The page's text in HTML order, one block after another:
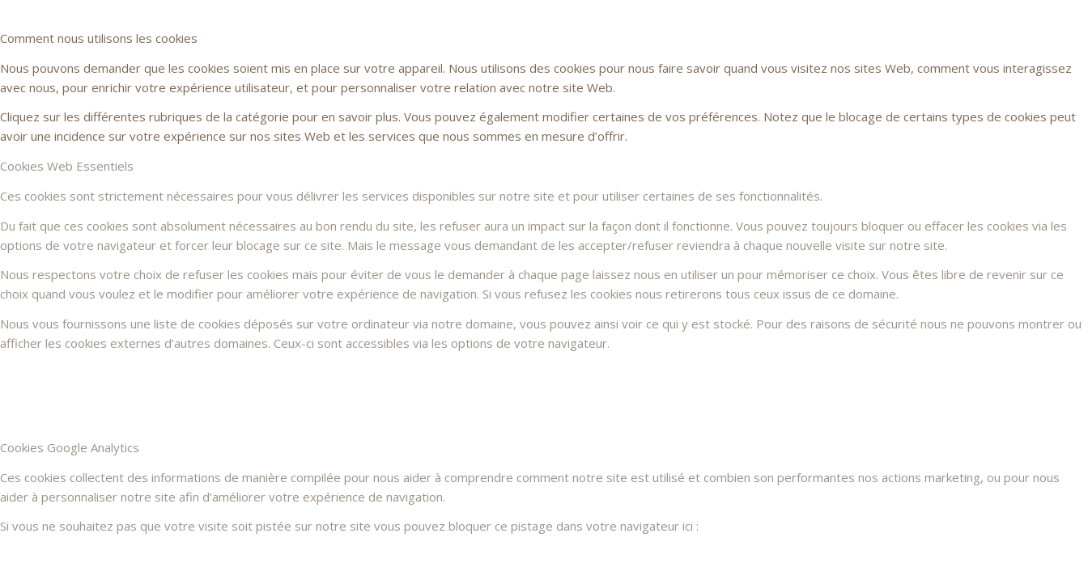
Comment nous utilisons les cookies
Nous pouvons demander que les cookies soient mis en place sur votre appareil. Nous utilisons des cookies pour nous faire savoir quand vous visitez nos sites Web, comment vous interagissez
avec nous, pour enrichir votre expérience utilisateur, et pour personnaliser votre relation avec notre site Web.
Cliquez sur les différentes rubriques de la catégorie pour en savoir plus. Vous pouvez également modifier certaines de vos préférences. Notez que le blocage de certains types de cookies peut
avoir une incidence sur votre expérience sur nos sites Web et les services que nous sommes en mesure d’offrir.
Cookies Web Essentiels
Ces cookies sont strictement nécessaires pour vous délivrer les services disponibles sur notre site et pour utiliser certaines de ses fonctionnalités.
Du fait que ces cookies sont absolument nécessaires au bon rendu du site, les refuser aura un impact sur la façon dont il fonctionne. Vous pouvez toujours bloquer ou effacer les cookies via les
options de votre navigateur et forcer leur blocage sur ce site. Mais le message vous demandant de les accepter/refuser reviendra à chaque nouvelle visite sur notre site.
Nous respectons votre choix de refuser les cookies mais pour éviter de vous le demander à chaque page laissez nous en utiliser un pour mémoriser ce choix. Vous êtes libre de revenir sur ce
choix quand vous voulez et le modifier pour améliorer votre expérience de navigation. Si vous refusez les cookies nous retirerons tous ceux issus de ce domaine.
Nous vous fournissons une liste de cookies déposés sur votre ordinateur via notre domaine, vous pouvez ainsi voir ce qui y est stocké. Pour des raisons de sécurité nous ne pouvons montrer ou
afficher les cookies externes d’autres domaines. Ceux-ci sont accessibles via les options de votre navigateur.
Cookies Google Analytics
Ces cookies collectent des informations de manière compilée pour nous aider à comprendre comment notre site est utilisé et combien son performantes nos actions marketing, ou pour nous
aider à personnaliser notre site afin d’améliorer votre expérience de navigation.
Si vous ne souhaitez pas que votre visite soit pistée sur notre site vous pouvez bloquer ce pistage dans votre navigateur ici :